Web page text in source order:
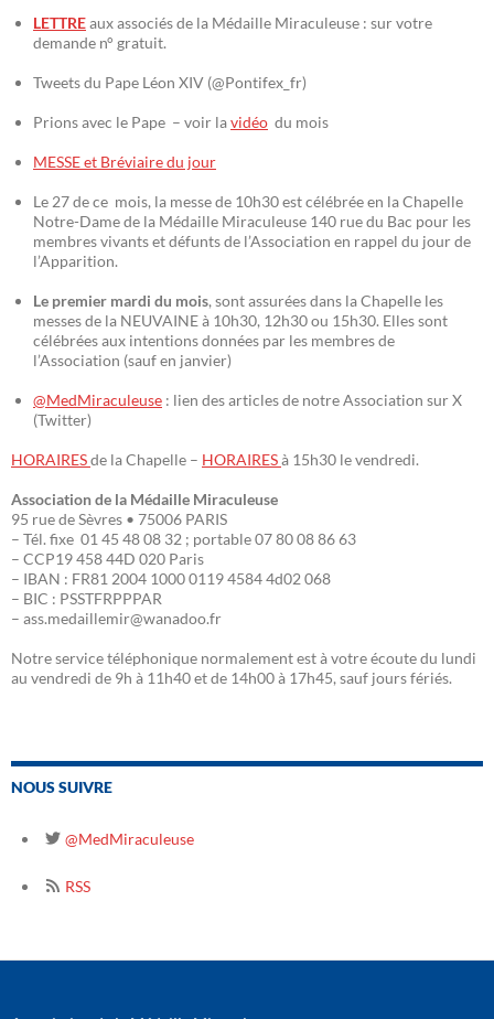
LETTREaux associés de la Médaille Miraculeuse : sur votre
demande n° gratuit.
Tweets du Pape Léon XIV (@Pontifex_fr)
Prions avec le Pape – voir lavidéo du mois
MESSE et Bréviaire du jour
Le 27 de ce mois, la messe de 10h30 est célébrée en la Chapelle
Notre-Dame de la Médaille Miraculeuse 140 rue du Bac pour les
membres vivants et défunts de l’Association en rappel du jour de
l’Apparition.
Le premier mardi du mois, sont assurées dans la Chapelle les
messes de la NEUVAINE à 10h30, 12h30 ou 15h30. Elles sont
célébrées aux intentions données par les membres de
l’Association (sauf en janvier)
@MedMiraculeuse : lien des articles de notre Association sur X
(Twitter)
HORAIRESde la Chapelle – HORAIRESà 15h30 le vendredi.
Association de la Médaille Miraculeuse
95 rue de Sèvres • 75006 PARIS
– Tél. fixe 01 45 48 08 32 ; portable 07 80 08 86 63
– CCP19 458 44D 020 Paris
– IBAN : FR81 2004 1000 0119 4584 4d02 068
– BIC : PSSTFRPPPAR
– ass.medaillemir@wanadoo.fr
Notre service téléphonique normalement est à votre écoute du lundi
au vendredi de 9h à 11h40 et de 14h00 à 17h45, sauf jours fériés.
NOUS SUIVRE
@MedMiraculeuse
RSS